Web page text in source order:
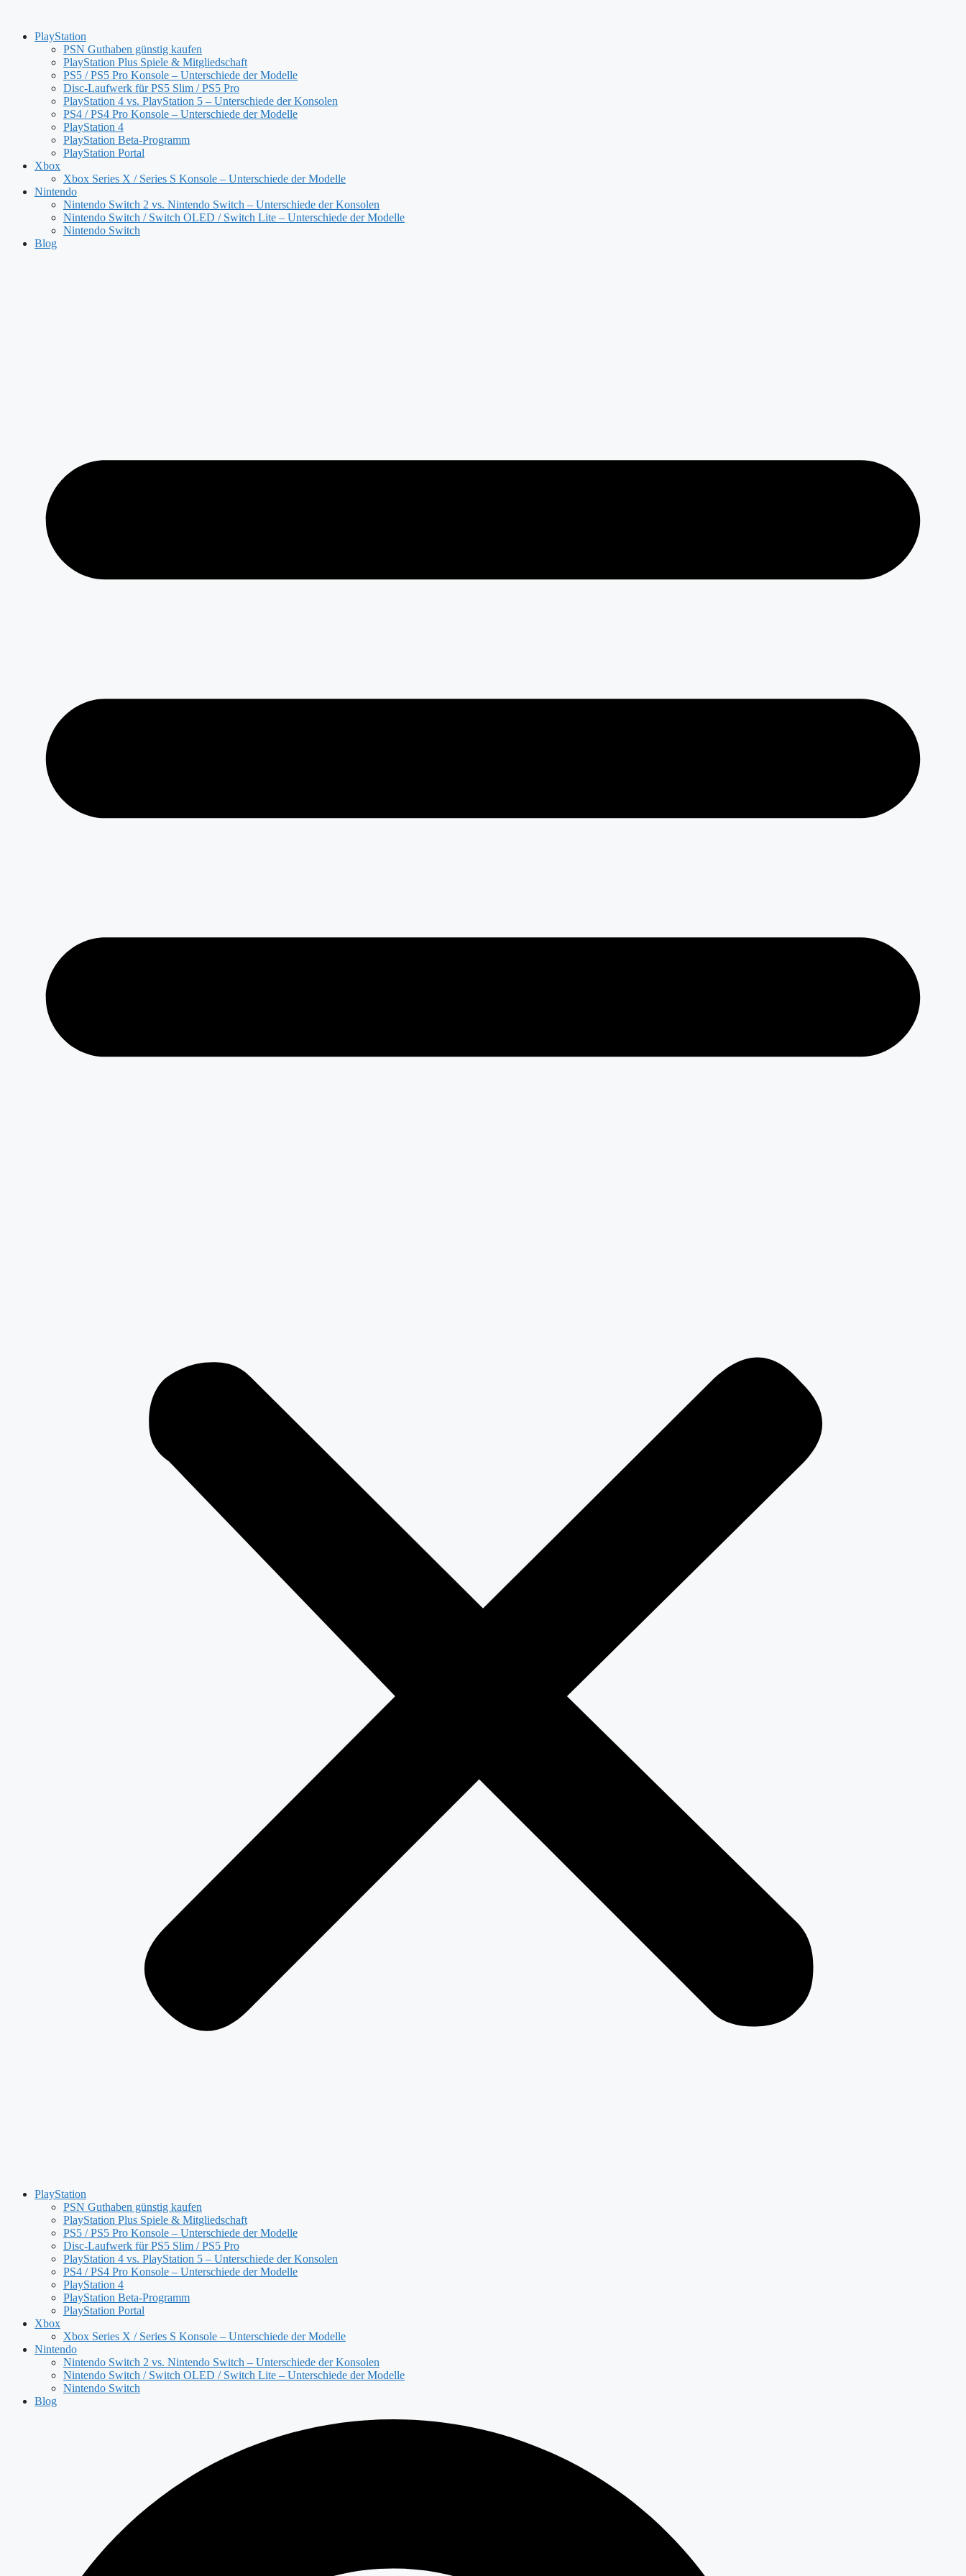
springenPlayStation
PSN Guthaben günstig kaufen
PlayStation Plus Spiele & Mitgliedschaft
PS5 / PS5 Pro Konsole – Unterschiede der Modelle
Disc-Laufwerk für PS5 Slim / PS5 Pro
PlayStation 4 vs. PlayStation 5 – Unterschiede der Konsolen
PS4 / PS4 Pro Konsole – Unterschiede der Modelle
PlayStation 4
PlayStation Beta-Programm
PlayStation Portal
Xbox
Xbox Series X / Series S Konsole – Unterschiede der Modelle
Nintendo
Nintendo Switch 2 vs. Nintendo Switch – Unterschiede der Konsolen
Nintendo Switch / Switch OLED / Switch Lite – Unterschiede der Modelle
Nintendo Switch
Blog
PlayStation
PSN Guthaben günstig kaufen
PlayStation Plus Spiele & Mitgliedschaft
PS5 / PS5 Pro Konsole – Unterschiede der Modelle
Disc-Laufwerk für PS5 Slim / PS5 Pro
PlayStation 4 vs. PlayStation 5 – Unterschiede der Konsolen
PS4 / PS4 Pro Konsole – Unterschiede der Modelle
PlayStation 4
PlayStation Beta-Programm
PlayStation Portal
Xbox
Xbox Series X / Series S Konsole – Unterschiede der Modelle
Nintendo
Nintendo Switch 2 vs. Nintendo Switch – Unterschiede der Konsolen
Nintendo Switch / Switch OLED / Switch Lite – Unterschiede der Modelle
Nintendo Switch
Blog